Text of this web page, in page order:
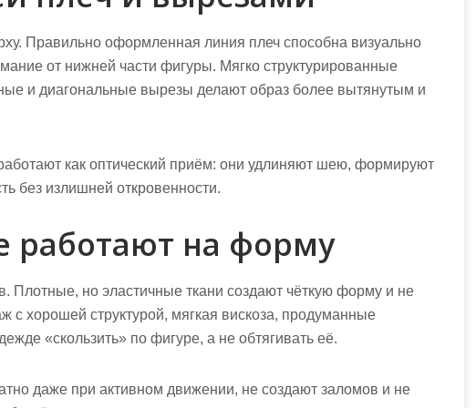
Правильно оформленная линия плеч способна визуально
от нижней части фигуры. Мягко структурированные
и диагональные вырезы делают образ более вытянутым и
как оптический приём: они удлиняют шею, формируют
без излишней откровенности.
работают на форму
Плотные, но эластичные ткани создают чёткую форму и не
с хорошей структурой, мягкая вискоза, продуманные
«скользить» по фигуре, а не обтягивать её.
даже при активном движении, не создают заломов и не